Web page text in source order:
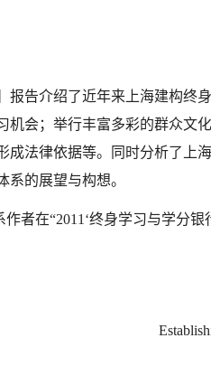
报告介绍了近年来上海建构终
机会；举行丰富多彩的群众文
成法律依据等。同时分析了上
系的展望与构想。
作者在“2011 ‘终身学习与学分银